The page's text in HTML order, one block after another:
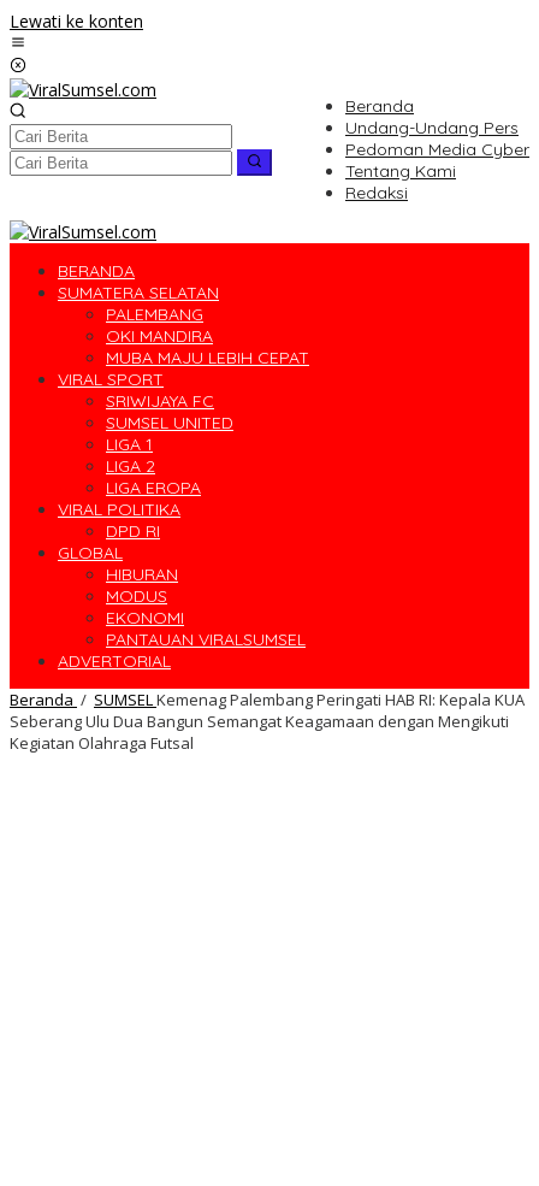
Lewati ke konten
Beranda
Undang-Undang Pers
Pedoman Media Cyber
Tentang Kami
Redaksi
BERANDA
SUMATERA SELATAN
PALEMBANG
OKI MANDIRA
MUBA MAJU LEBIH CEPAT
VIRAL SPORT
SRIWIJAYA FC
SUMSEL UNITED
LIGA 1
LIGA 2
LIGA EROPA
VIRAL POLITIKA
DPD RI
GLOBAL
HIBURAN
MODUS
EKONOMI
PANTAUAN VIRALSUMSEL
ADVERTORIAL
Beranda / SUMSELKemenag Palembang Peringati HAB RI: Kepala KUA
Seberang Ulu Dua Bangun Semangat Keagamaan dengan Mengikuti
Kegiatan Olahraga Futsal